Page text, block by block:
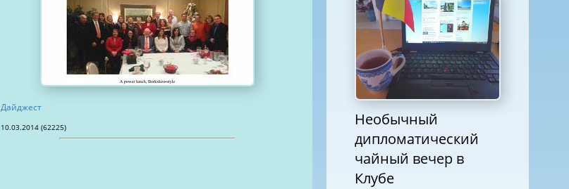
Дайджест
10.03.2014 (62225)
Необычный
дипломатический
чайный вечер в
Клубе